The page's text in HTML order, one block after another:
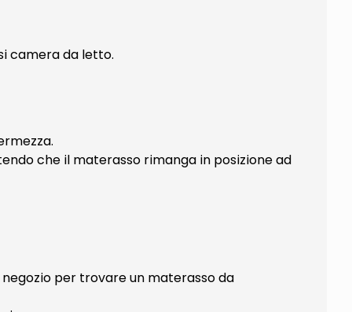
camera da letto.
che il materasso rimanga in posizione ad
per trovare un materasso da